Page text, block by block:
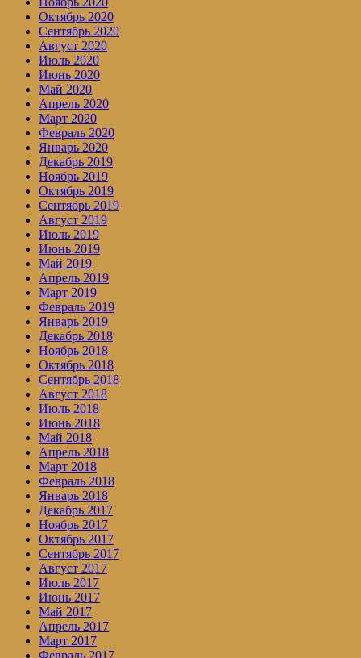
Октябрь 2020
Сентябрь 2020
Август 2020
Июль 2020
Июнь 2020
Май 2020
Апрель 2020
Март 2020
Февраль 2020
Январь 2020
Декабрь 2019
Ноябрь 2019
Октябрь 2019
Сентябрь 2019
Август 2019
Июль 2019
Июнь 2019
Май 2019
Апрель 2019
Март 2019
Февраль 2019
Январь 2019
Декабрь 2018
Ноябрь 2018
Октябрь 2018
Сентябрь 2018
Август 2018
Июль 2018
Июнь 2018
Май 2018
Апрель 2018
Март 2018
Февраль 2018
Январь 2018
Декабрь 2017
Ноябрь 2017
Октябрь 2017
Сентябрь 2017
Август 2017
Июль 2017
Июнь 2017
Май 2017
Апрель 2017
Март 2017